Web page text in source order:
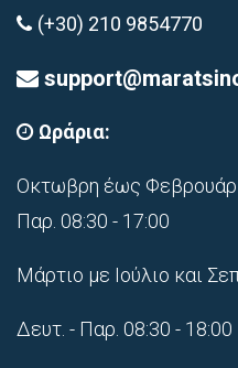
(+30) 210 9854770
Ωράρια:
Οκτωβρη έως
Παρ. 08:30 - 17:00
Μάρτιο με Ιούλιο και
Δευτ. - Παρ. 08:30 - 18:00